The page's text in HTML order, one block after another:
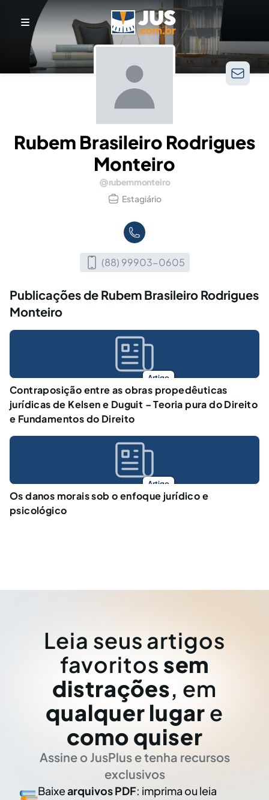
Rubem Brasileiro Rodrigues
Monteiro
rubemmonteiro
Estagiário
(88) 99903-0605
Publicações de Rubem Brasileiro Rodrigues
Monteiro
Artigo
Contraposição entre as obras propedêuticas
jurídicas de Kelsen e Duguit – Teoria pura do Direito
e Fundamentos do Direito
Artigo
Os danos morais sob o enfoque jurídico e
psicológico
Leia seus artigos
favoritos sem
distrações, em
qualquer lugar e
como quiser
Assine o JusPlus e tenha recursos
exclusivos
Baixearquivos PDF: imprima ou leia